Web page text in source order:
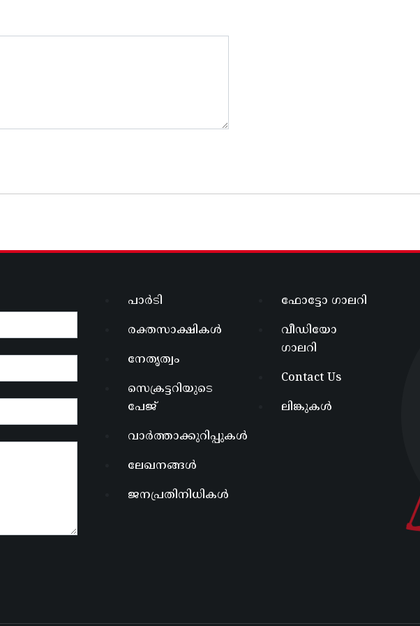
പാർടി
രക്തസാക്ഷികൾ
നേതൃത്വം
സെക്രട്ടറിയുടെ
പേജ്
വാർത്താക്കുറിപ്പുകൾ
ലേഖനങ്ങൾ
ജനപ്രതിനിധികൾ
ഫോട്ടോ ഗാലറി
വീഡിയോ
ഗാലറി
Contact Us
ലിങ്കുകൾ